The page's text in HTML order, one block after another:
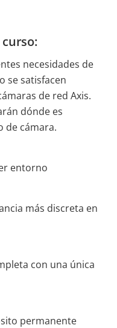
necesidades de
se satisfacen
de red Axis.
dónde es
de cámara.
entorno
más discreta en
con una única
permanente